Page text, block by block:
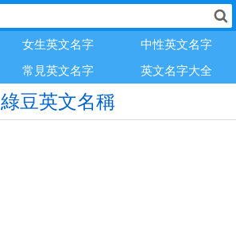
女生英文名字
中性英文名字
常見英文名字 英文名字大全
綠豆英文名稱